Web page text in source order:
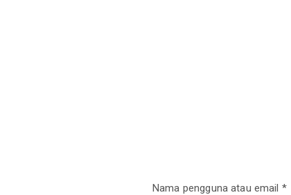
Nama pengguna atau email *